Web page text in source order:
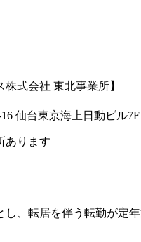
株式会社 東北事業所】
仙台東京海上日動ビル7F
あります
、転居を伴う転勤が定